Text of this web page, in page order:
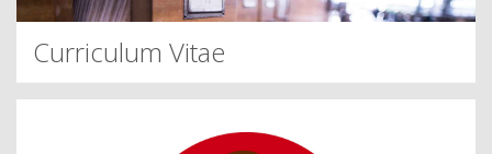
Curriculum Vitae